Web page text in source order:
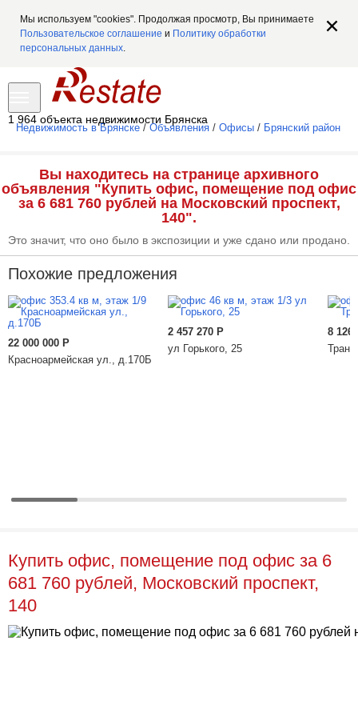
Мы используем "cookies". Продолжая просмотр, Вы принимаете
Пользовательское соглашение и Политику обработки
персональных данных.
1 964 объекта недвижимости Брянска
Недвижимость в Брянске / Объявления / Офисы / Брянский район
Вы находитесь на странице архивного
объявления "Купить офис, помещение под офис
за 6 681 760 рублей на Московский проспект,
140".
Это значит, что оно было в экспозиции и уже сдано или продано.
Похожие предложения
22 000 000 Р
Красноармейская ул., д.170Б
2 457 270 Р
ул Горького, 25
8 126
Купить офис, помещение под офис за 6
681 760 рублей, Московский проспект,
140